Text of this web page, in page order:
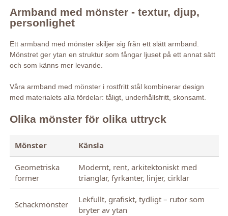
Armband med mönster - textur, djup,
personlighet
Ett armband med mönster skiljer sig från ett slätt armband.
Mönstret ger ytan en struktur som fångar ljuset på ett annat sätt
och som känns mer levande.
Våra armband med mönster i rostfritt stål kombinerar design
med materialets alla fördelar: tåligt, underhållsfritt, skonsamt.
Olika mönster för olika uttryck
Mönster Känsla
Geometriska
former
Modernt, rent, arkitektoniskt med
trianglar, fyrkanter, linjer, cirklar
Schackmönster
Lekfullt, grafiskt, tydligt – rutor som
bryter av ytan